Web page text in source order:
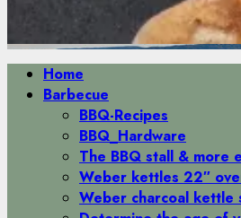
Primäres
Menü
Home
Barbecue
BBQ-Recipes
BBQ_Hardware
The BBQ stall & more
Weber kettles 22″
Weber charcoal kettle